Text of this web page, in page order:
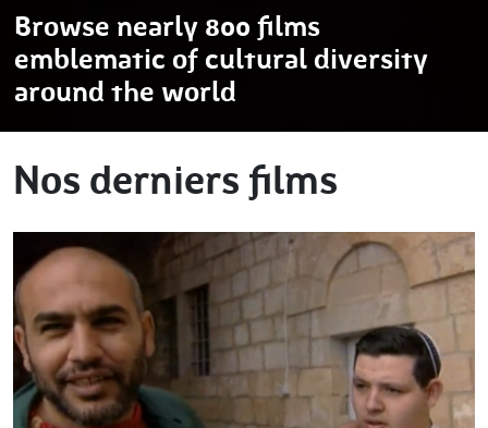
Browse nearly 800 films
emblematic of cultural diversity
around the world
Nos derniers films